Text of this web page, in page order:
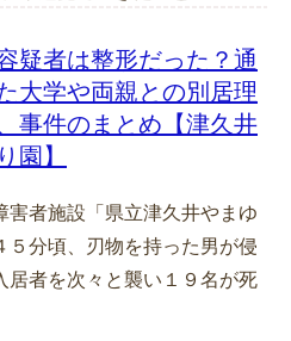
疑者は整形だった？通
大学や両親との別居理
事件のまとめ【津久井
園】
害者施設「県立津久井やまゆ
５分頃、刃物を持った男が侵
居者を次々と襲い１９名が死